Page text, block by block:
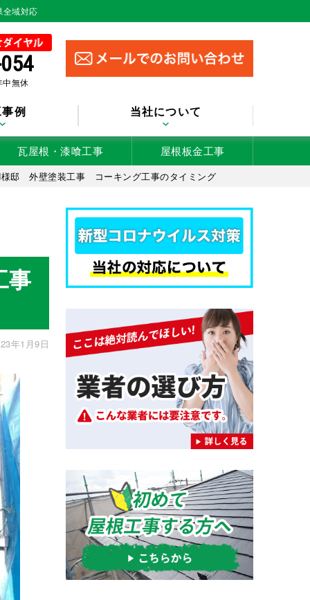
域対応
無休
例 当社について
瓦屋根・漆喰工事 屋根板金工事
邸 外壁塗装工事 コーキング工事のタイミング
年1月9日